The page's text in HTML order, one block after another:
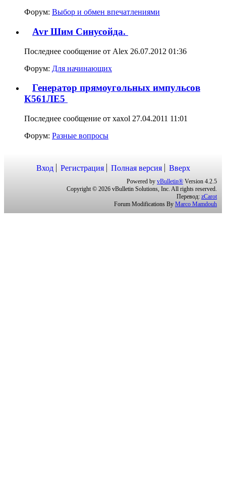
Форум: Выбор и обмен впечатлениями
Avr Шим Синусойда.
Последнее сообщение от Alex 26.07.2012 01:36
Форум: Для начинающих
Генератор прямоугольных импульсов
К561ЛЕ5
Последнее сообщение от xaxol 27.04.2011 11:01
Форум: Разные вопросы
Вход Регистрация Полная версия Вверх
Powered by vBulletin® Version 4.2.5
Copyright © 2026 vBulletin Solutions, Inc. All rights reserved.
Перевод: zCarot
Forum Modifications By Marco Mamdouh